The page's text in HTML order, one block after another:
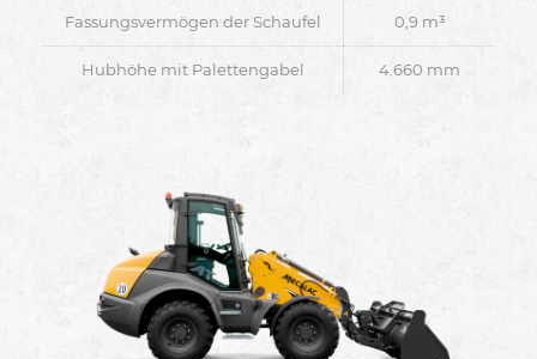
Fassungsvermögen der Schaufel 0,9 m³
Hubhöhe mit Palettengabel 4.660 mm